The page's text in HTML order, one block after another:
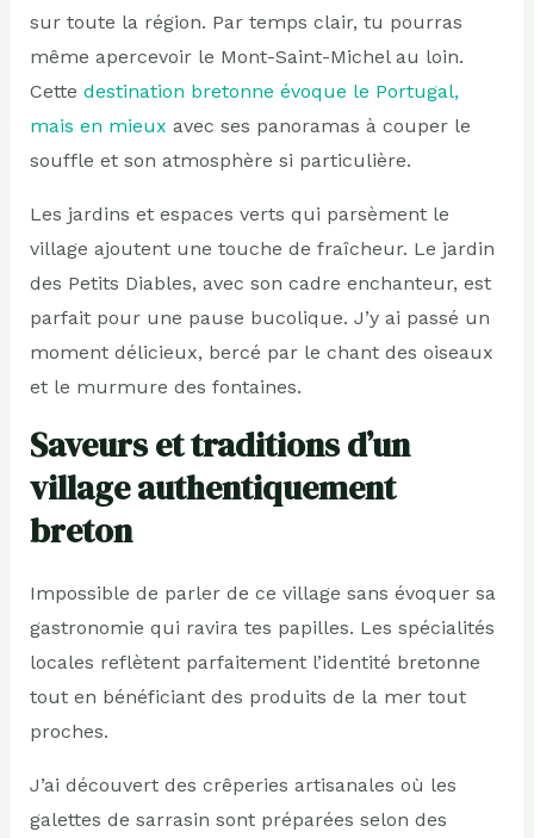
sur toute la région. Par temps clair, tu pourras
même apercevoir le Mont-Saint-Michel au loin.
Cette destination bretonne évoque le Portugal,
mais en mieux avec ses panoramas à couper le
souffle et son atmosphère si particulière.
Les jardins et espaces verts qui parsèment le
village ajoutent une touche de fraîcheur. Le jardin
des Petits Diables, avec son cadre enchanteur, est
parfait pour une pause bucolique. J’y ai passé un
moment délicieux, bercé par le chant des oiseaux
et le murmure des fontaines.
Saveurs et traditions d’un
village authentiquement
breton
Impossible de parler de ce village sans évoquer sa
gastronomie qui ravira tes papilles. Les spécialités
locales reflètent parfaitement l’identité bretonne
tout en bénéficiant des produits de la mer tout
proches.
J’ai découvert des crêperies artisanales où les
galettes de sarrasin sont préparées selon des